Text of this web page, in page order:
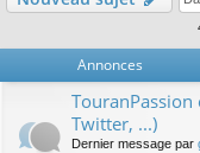
Annonces
TouranPassion
Twitter, ...)
Dernier message par